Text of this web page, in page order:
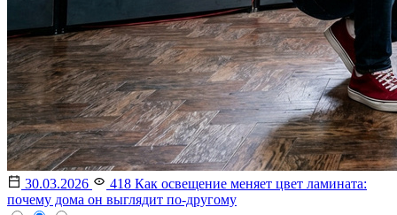
30.03.2026 418 Как освещение меняет цвет ламината:
почему дома он выглядит по-другому